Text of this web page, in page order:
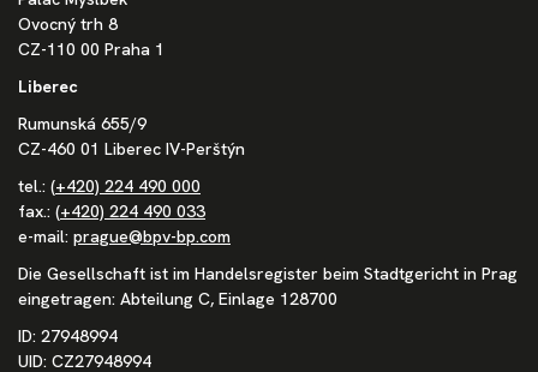
Ovocný trh 8
CZ-110 00 Praha 1
Liberec
Rumunská 655/9
CZ-460 01 Liberec IV-Perštýn
tel.: (+420) 224 490 000
fax.: (+420) 224 490 033
e-mail: prague@bpv-bp.com
Die Gesellschaft ist im Handelsregister beim Stadtgericht in Prag
eingetragen: Abteilung C, Einlage 128700
ID: 27948994
UID: CZ27948994